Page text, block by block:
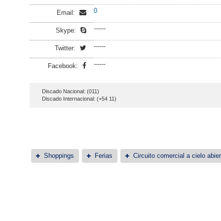
Email: 0
Skype: ------
Twitter: ------
Facebook: ------
Discado Nacional: (011)
Discado Internacional: (+54 11)
Shoppings Ferias Circuito comercial a cielo